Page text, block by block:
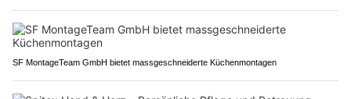
SF MontageTeam GmbH bietet massgeschneiderte Küchenmontagen